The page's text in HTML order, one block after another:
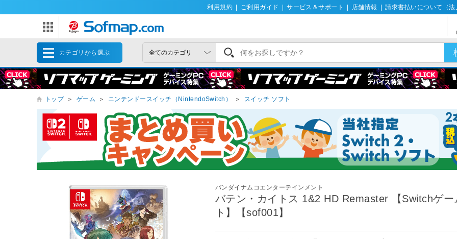
利用規約 ご利用ガイド サービス＆サポート 店舗情報 請求書払いについて（法
カテゴリから選ぶ
トップ ＞ ゲーム ＞ ニンテンドースイッチ（NintendoSwitch） ＞ スイッチ ソフト
バンダイナムコエンターテインメント
バテン・カイトス 1&2 HD Remaster 【Switchゲー
ト】【sof001】